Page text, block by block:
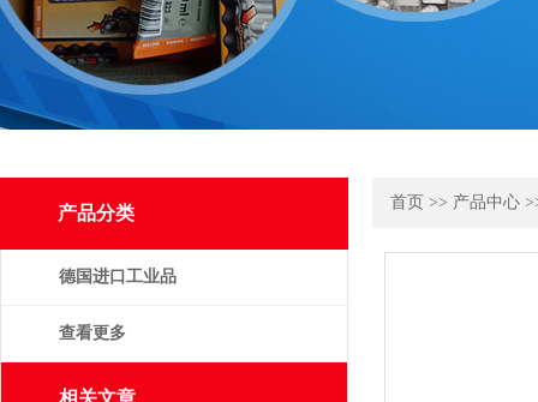
产品分类
德国进口工业品
查看更多
相关文章
首页 >> 产品中心